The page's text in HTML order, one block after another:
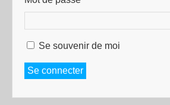
Se souvenir de moi
Se connecter